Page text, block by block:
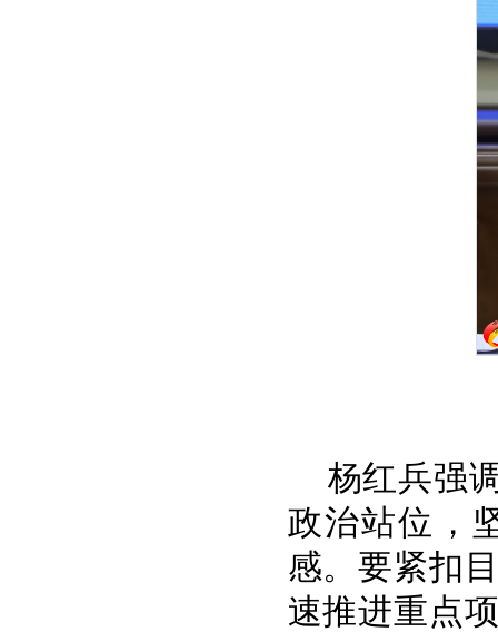
杨红兵强
政治站位，
感。要紧扣
速推进重点